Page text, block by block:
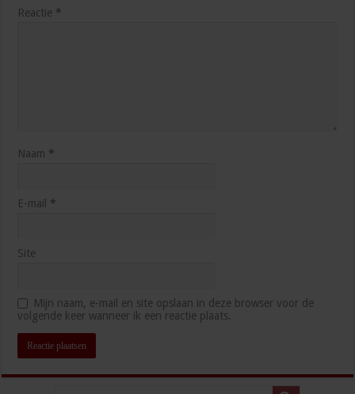
Reactie *
Naam *
E-mail *
Site
Mijn naam, e-mail en site opslaan in deze browser voor de
volgende keer wanneer ik een reactie plaats.